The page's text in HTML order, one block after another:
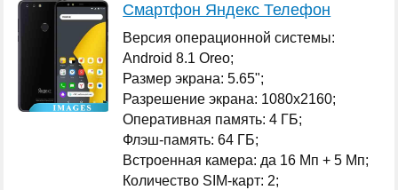
Смартфон Яндекс Телефон
Версия операционной системы:
Android 8.1 Oreo;
Размер экрана: 5.65";
Разрешение экрана: 1080x2160;
Оперативная память: 4 ГБ;
Флэш-память: 64 ГБ;
Встроенная камера: да 16 Мп + 5 Мп;
Количество SIM-карт: 2;